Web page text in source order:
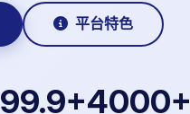
平台特色
99.9+4000+